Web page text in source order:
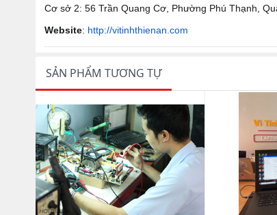
Cơ sở 2: 56 Trần Quang Cơ, Phường Phú Thạnh,
Website: http://vitinhthienan.com
SẢN PHẨM TƯƠNG TỰ